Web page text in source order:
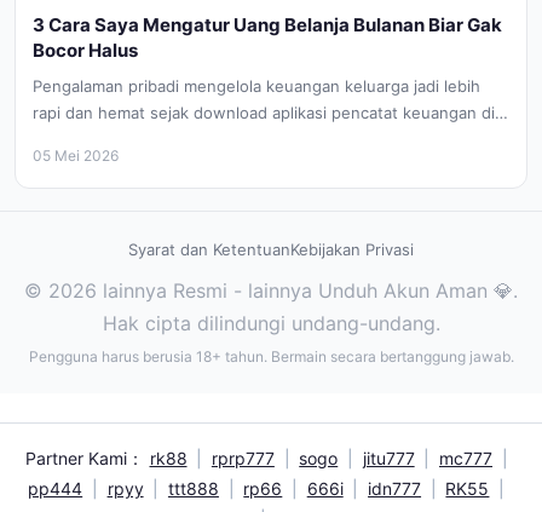
3 Cara Saya Mengatur Uang Belanja Bulanan Biar Gak
Bocor Halus
Pengalaman pribadi mengelola keuangan keluarga jadi lebih
rapi dan hemat sejak download aplikasi pencatat keuangan di
05 Mei 2026
Syarat dan KetentuanKebijakan Privasi
© 2026 lainnya Resmi - lainnya Unduh Akun Aman 💎.
Hak cipta dilindungi undang-undang.
Pengguna harus berusia 18+ tahun. Bermain secara bertanggung jawab.
Partner Kami： rk88 rprp777 sogo jitu777 mc777
pp444
rpyy ttt888 rp66 666i idn777 RK55